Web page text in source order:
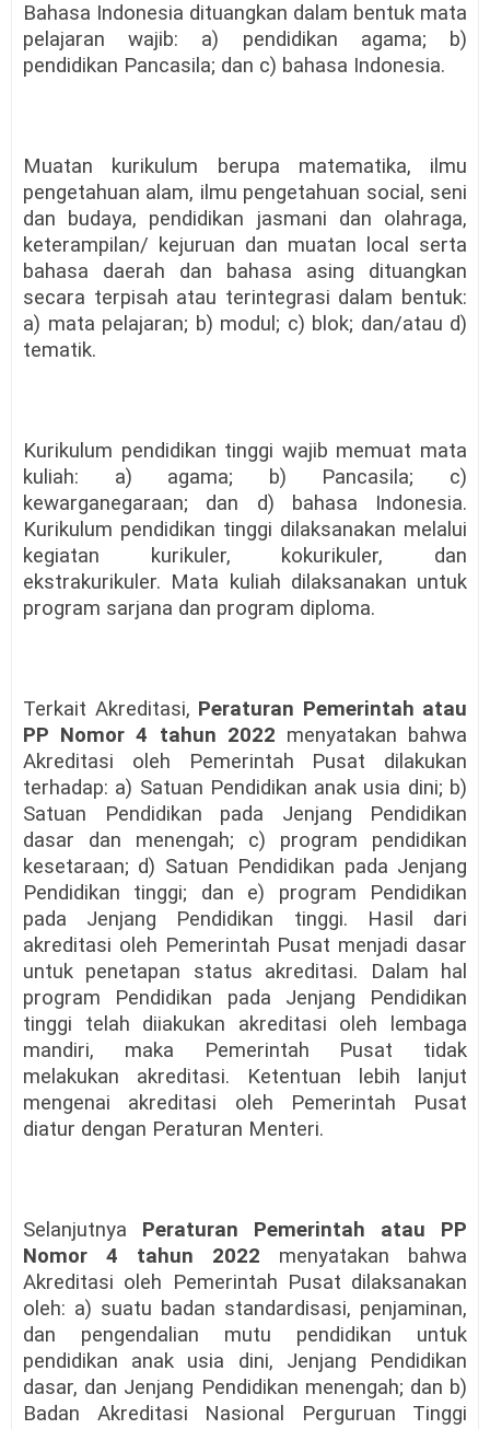
Bahasa Indonesia dituangkan dalam bentuk mata
pelajaran wajib: a) pendidikan agama; b)
pendidikan Pancasila; dan c) bahasa Indonesia.
Muatan kurikulum berupa matematika, ilmu
pengetahuan alam, ilmu pengetahuan social, seni
dan budaya, pendidikan jasmani dan olahraga,
keterampilan/ kejuruan dan muatan local serta
bahasa daerah dan bahasa asing dituangkan
secara terpisah atau terintegrasi dalam bentuk:
a) mata pelajaran; b) modul; c) blok; dan/atau d)
tematik.
Kurikulum pendidikan tinggi wajib memuat mata
kuliah: a) agama; b) Pancasila; c)
kewarganegaraan; dan d) bahasa Indonesia.
Kurikulum pendidikan tinggi dilaksanakan melalui
kegiatan kurikuler, kokurikuler, dan
ekstrakurikuler. Mata kuliah dilaksanakan untuk
program sarjana dan program diploma.
Terkait Akreditasi, Peraturan Pemerintah atau
PP Nomor 4 tahun 2022 menyatakan bahwa
Akreditasi oleh Pemerintah Pusat dilakukan
terhadap: a) Satuan Pendidikan anak usia dini; b)
Satuan Pendidikan pada Jenjang Pendidikan
dasar dan menengah; c) program pendidikan
kesetaraan; d) Satuan Pendidikan pada Jenjang
Pendidikan tinggi; dan e) program Pendidikan
pada Jenjang Pendidikan tinggi. Hasil dari
akreditasi oleh Pemerintah Pusat menjadi dasar
untuk penetapan status akreditasi. Dalam hal
program Pendidikan pada Jenjang Pendidikan
tinggi telah diiakukan akreditasi oleh lembaga
mandiri, maka Pemerintah Pusat tidak
melakukan akreditasi. Ketentuan lebih lanjut
mengenai akreditasi oleh Pemerintah Pusat
diatur dengan Peraturan Menteri.
Selanjutnya Peraturan Pemerintah atau PP
Nomor 4 tahun 2022 menyatakan bahwa
Akreditasi oleh Pemerintah Pusat dilaksanakan
oleh: a) suatu badan standardisasi, penjaminan,
dan pengendalian mutu pendidikan untuk
pendidikan anak usia dini, Jenjang Pendidikan
dasar, dan Jenjang Pendidikan menengah; dan b)
Badan Akreditasi Nasional Perguruan Tinggi